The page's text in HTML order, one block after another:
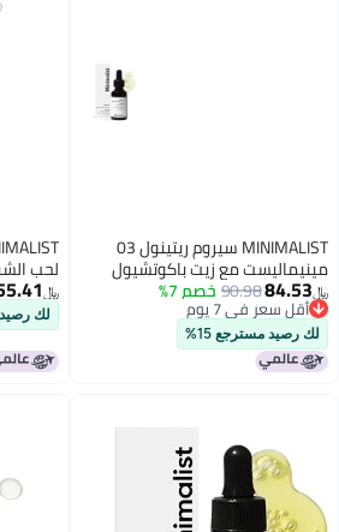
MINIMALIST سيروم ريتينول 03
مينيماليست مع زيت باكوتشيول
لمكافحة الشيخوخة سيروم ليلي
للوجه بقاعدة سكوالان وكونزيم
Q10 لتقليل الخطوط الدقيقة
سائلة 30 مل
﷼‏84.53
90.98خصم 7%
أقل سعر في 7 يوم
أقل سعر في 7 يوم
لك رصيد مسترجع 15%
وزنك
البشرة 30 مل عبوة واحدة
﷼‏
لك رصيد